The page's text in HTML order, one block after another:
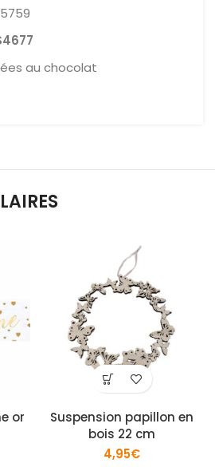
au chocolat
or
Suspension papillon en
bois 22 cm
4,95€